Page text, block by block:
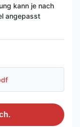
kann je nach
angepasst